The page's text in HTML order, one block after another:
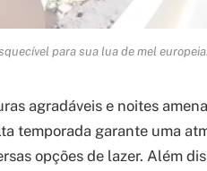
para sua lua de mel
agradáveis e noites
temporada garante uma
opções de lazer. Além